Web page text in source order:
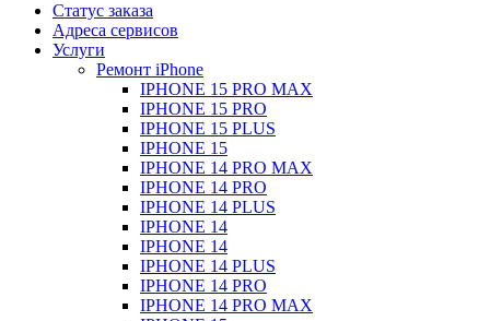
Статус заказа
Адреса сервисов
Услуги
Ремонт iPhone
IPHONE 15 PRO MAX
IPHONE 15 PRO
IPHONE 15 PLUS
IPHONE 15
IPHONE 14 PRO MAX
IPHONE 14 PRO
IPHONE 14 PLUS
IPHONE 14
IPHONE 14
IPHONE 14 PLUS
IPHONE 14 PRO
IPHONE 14 PRO MAX